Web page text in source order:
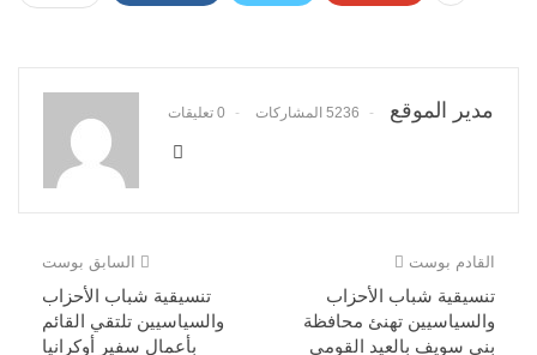
مدير الموقع 5236 المشاركات 0 تعليقات
السابق بوست
تنسيقية شباب الأحزاب
والسياسيين تلتقي القائم
بأعمال سفير أوكرانيا
القادم بوست
تنسيقية شباب الأحزاب
والسياسيين تهنئ محافظة
بني سويف بالعيد القومي